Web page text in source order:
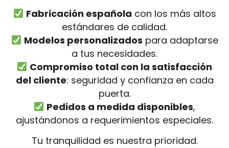
Fabricación española con los más altos
estándares de calidad.
Modelos personalizados para adaptarse
a tus necesidades.
Compromiso total con la satisfacción
del cliente: seguridad y confianza en cada
puerta.
Pedidos a medida disponibles,
ajustándonos a requerimientos especiales.
Tu tranquilidad es nuestra prioridad.